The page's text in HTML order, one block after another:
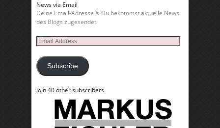
News via Email
Deine Email-Adresse & Du bekommst aktuelle News
des Blogs zugesendet
Email
Address
Subscribe
Join 40 other subscribers